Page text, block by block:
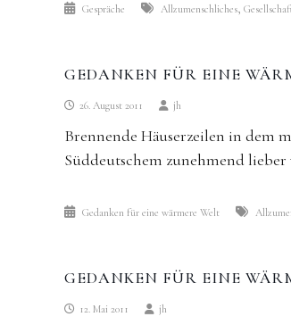
Gespräche Allzumenschliches,
GEDANKEN FÜR EINE
26. August 2011 jh
Brennende Häuserzeilen in dem
Süddeutschem zunehmend
Gedanken für eine wärmere Welt
GEDANKEN FÜR EINE
12. Mai 2011 jh